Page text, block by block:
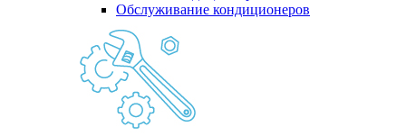
Обслуживание кондиционеров